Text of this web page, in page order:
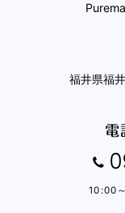
福井県福
電
10:00